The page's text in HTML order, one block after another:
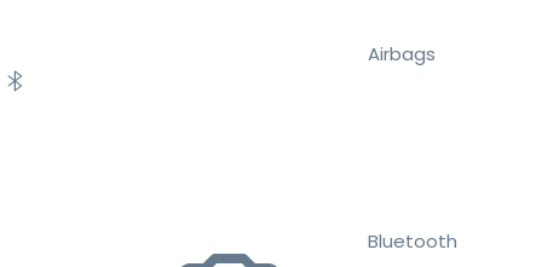
Airbags
Bluetooth